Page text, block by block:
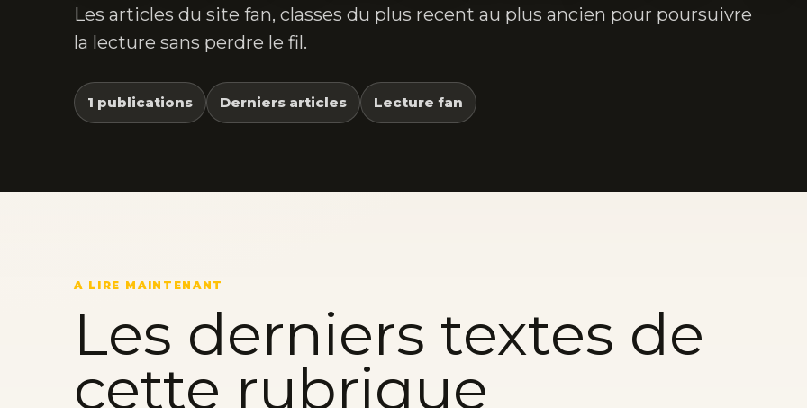
Les articles du site fan, classes du plus recent au plus ancien pour poursuivre
la lecture sans perdre le fil.
1 publications Derniers articles Lecture fan
A LIRE MAINTENANT
Les derniers textes de
cette rubrique